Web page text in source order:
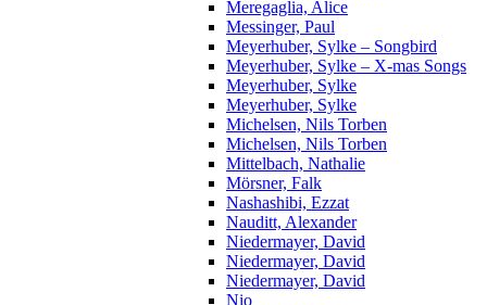
Meregaglia, Alice
Messinger, Paul
Meyerhuber, Sylke – Songbird
Meyerhuber, Sylke – X-mas Songs
Meyerhuber, Sylke
Meyerhuber, Sylke
Michelsen, Nils Torben
Michelsen, Nils Torben
Mittelbach, Nathalie
Mörsner, Falk
Nashashibi, Ezzat
Nauditt, Alexander
Niedermayer, David
Niedermayer, David
Niedermayer, David
Nio